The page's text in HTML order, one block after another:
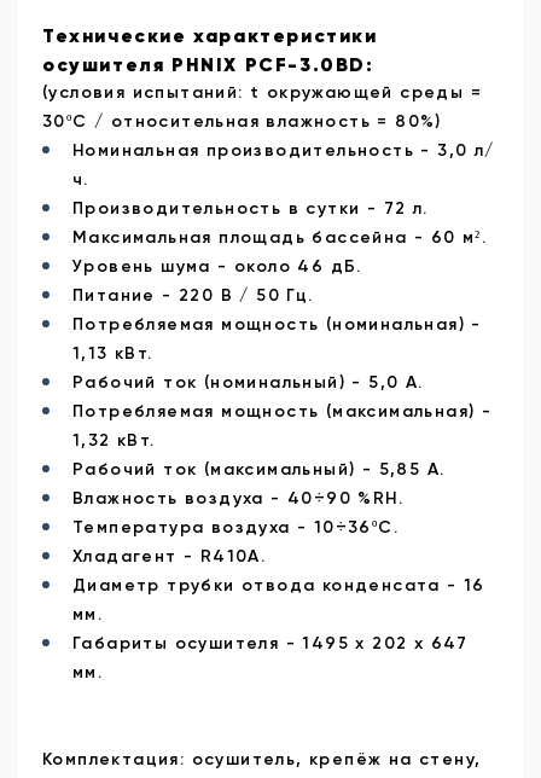
Технические характеристики
осушителя PHNIX PCF-3.0BD:
(условия испытаний: t окружающей среды =
30ºС / относительная влажность = 80%)
Номинальная производительность - 3,0 л/
ч.
Производительность в сутки - 72 л.
Максимальная площадь бассейна - 60 м².
Уровень шума - около 46 дБ.
Питание - 220 В / 50 Гц.
Потребляемая мощность (номинальная) -
1,13 кВт.
Рабочий ток (номинальный) - 5,0 А.
Потребляемая мощность (максимальная) -
1,32 кВт.
Рабочий ток (максимальный) - 5,85 А.
Влажность воздуха - 40÷90 %RH.
Температура воздуха - 10÷36ºС.
Хладагент - R410А.
Диаметр трубки отвода конденсата - 16
мм.
Габариты осушителя - 1495 х 202 х 647
мм.
Комплектация: осушитель, крепёж на стену,